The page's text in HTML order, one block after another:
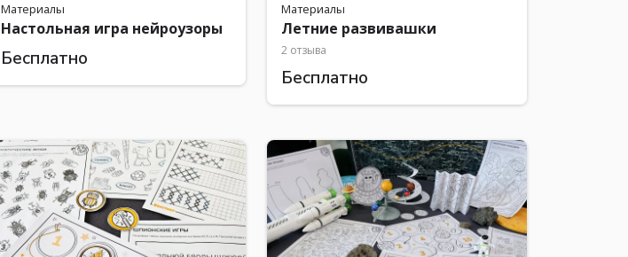
Материалы
Настольная игра нейроузоры
Бесплатно
Материалы
Летние развивашки
2 отзыва
Бесплатно